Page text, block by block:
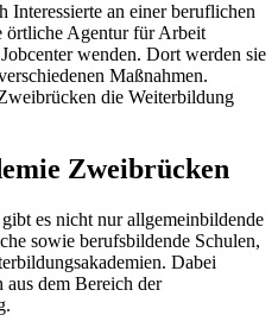
Interessierte an einer beruflichen
örtliche Agentur für Arbeit
wenden. Dort werden sie
Maßnahmen.
die Weiterbildung
Zweibrücken
es nicht nur allgemeinbildende
sowie berufsbildende Schulen,
Dabei
aus dem Bereich der